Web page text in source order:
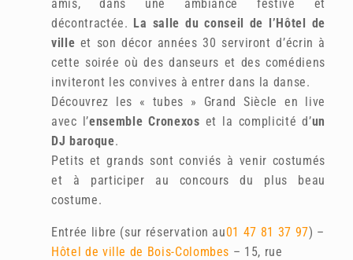
amis, dans une ambiance festive et
décontractée. La salle du conseil de l’Hôtel de
ville et son décor années 30 serviront d’écrin à
cette soirée où des danseurs et des comédiens
inviteront les convives à entrer dans la danse.
Découvrez les « tubes » Grand Siècle en live
avec l’ensemble Cronexos et la complicité d’un
DJ baroque.
Petits et grands sont conviés à venir costumés
et à participer au concours du plus beau
costume.
Entrée libre (sur réservation au01 47 81 37 97) –
Hôtel de ville de Bois-Colombes – 15, rue